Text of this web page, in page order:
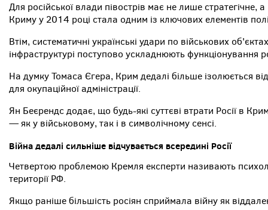
Для російської влади півострів має не лише стратегічне,
Криму у 2014 році стала одним із ключових елементів
Втім, систематичні українські удари по військових
інфраструктурі поступово ускладнюють функціонування
На думку Томаса Єгера, Крим дедалі більше ізолюється
для окупаційної адміністрації.
Ян Беєрендс додає, що будь-які суттєві втрати Росії в
— як у військовому, так і в символічному сенсі.
Війна дедалі сильніше відчувається всередині Росії
Четвертою проблемою Кремля експерти називають
території РФ.
Якщо раніше більшість росіян сприймала війну як